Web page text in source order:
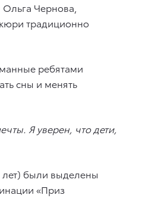
Чернова,
традиционно
ребятами
сны и менять
Я уверен, что дети,
лет) были выделены
«Приз